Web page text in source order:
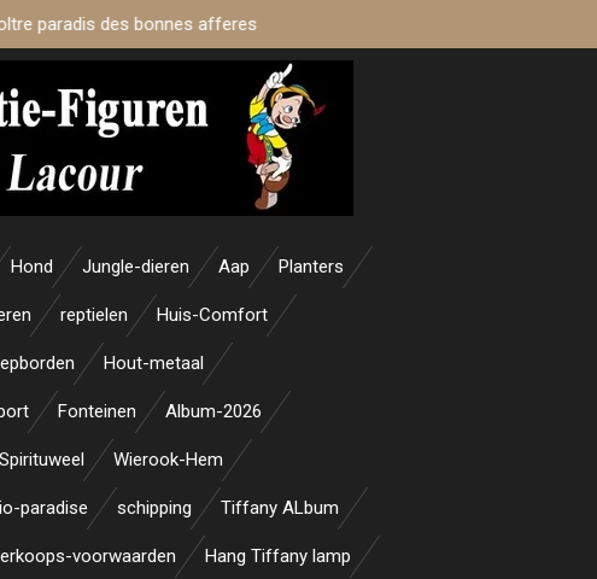
paradis des bonnes afferes
Hond Jungle-dieren Aap Planters
reptielen Huis-Comfort
Hout-metaal
Fonteinen Album-2026
Spirituweel Wierook-Hem
paradise schipping Tiffany ALbum
voorwaarden Hang Tiffany lamp